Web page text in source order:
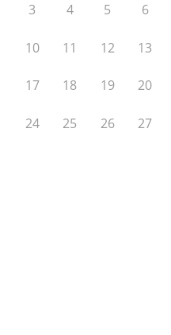
3 4 5 6
10 11 12 13
17 18 19 20
24 25 26 27